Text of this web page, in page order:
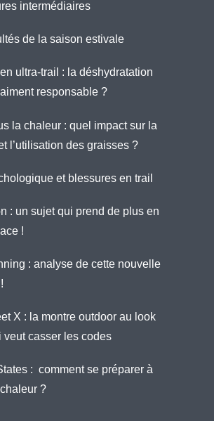
intermédiaires
de la saison estivale
ultra-trail : la déshydratation
responsable ?
la chaleur : quel impact sur la
l’utilisation des graisses ?
et blessures en trail
: un sujet qui prend de plus en
!
: analyse de cette nouvelle
X : la montre outdoor au look
veut casser les codes
: comment se préparer à
chaleur ?